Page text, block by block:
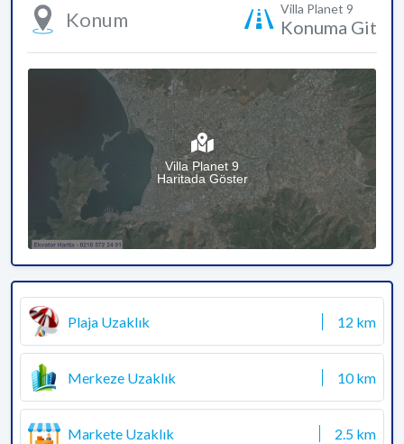
Konum Villa Planet 9
Konuma Git
Villa Planet 9
Haritada Göster
Plaja Uzaklık 12 km
Merkeze Uzaklık 10 km
Markete Uzaklık 2.5 km